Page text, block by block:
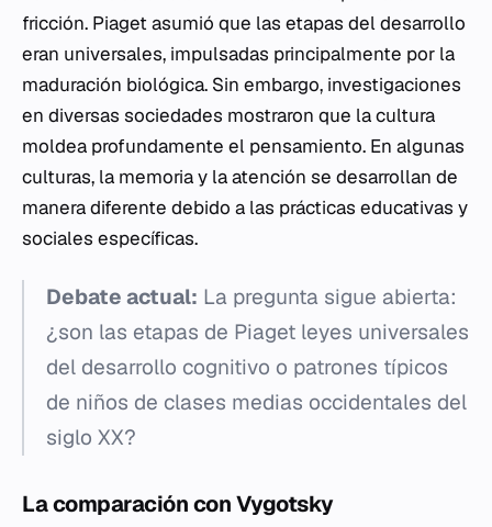
fricción. Piaget asumió que las etapas del desarrollo
eran universales, impulsadas principalmente por la
maduración biológica. Sin embargo, investigaciones
en diversas sociedades mostraron que la cultura
moldea profundamente el pensamiento. En algunas
culturas, la memoria y la atención se desarrollan de
manera diferente debido a las prácticas educativas y
sociales específicas.
Debate actual: La pregunta sigue abierta:
¿son las etapas de Piaget leyes universales
del desarrollo cognitivo o patrones típicos
de niños de clases medias occidentales del
siglo XX?
La comparación con Vygotsky